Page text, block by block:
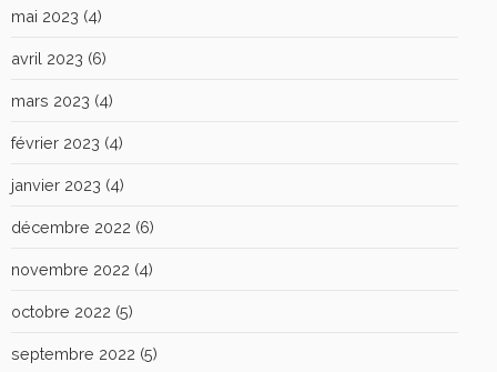
mai 2023 (4)
avril 2023 (6)
mars 2023 (4)
février 2023 (4)
janvier 2023 (4)
décembre 2022 (6)
novembre 2022 (4)
octobre 2022 (5)
septembre 2022 (5)